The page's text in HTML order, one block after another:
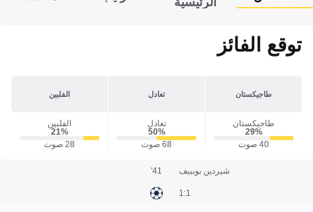
توقع الفائز
طاجيكستان تعادل الفلبين
طاجيكستان
29‎%‎
40 صوت
تعادل
50‎%‎
68 صوت
الفلبين
21‎%‎
28 صوت
شيردين بوبييف
1:1
41'